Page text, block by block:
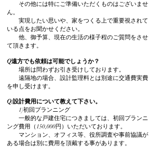
その他には特にご準備いただくものはございませ
ん。
実現したい思いや、家をつくる上で重要視されて
いる点をお聞かせください。
他、御予算、現在の生活の様子程のご質問をさせ
て頂きます。
Q遠方でも依頼は可能でしょうか？
場所は問わずお引き受けしております。
遠隔地の場合、設計監理料とは別途に交通費実費
を申し受けます。
Q:設計費用について教えて下さい。
1)初回プランニング
一般的な戸建住宅につきましては、初回プランニ
ング費用（150,000円）いただいております。
マンション、オフィス等、役所調査や事前協議が
ある場合は別に費用を頂戴する事があります。